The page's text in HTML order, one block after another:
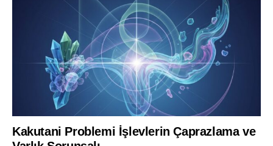
Kakutani Problemi İşlevlerin Çaprazlama ve